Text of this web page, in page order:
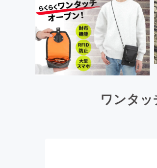
ワンタ